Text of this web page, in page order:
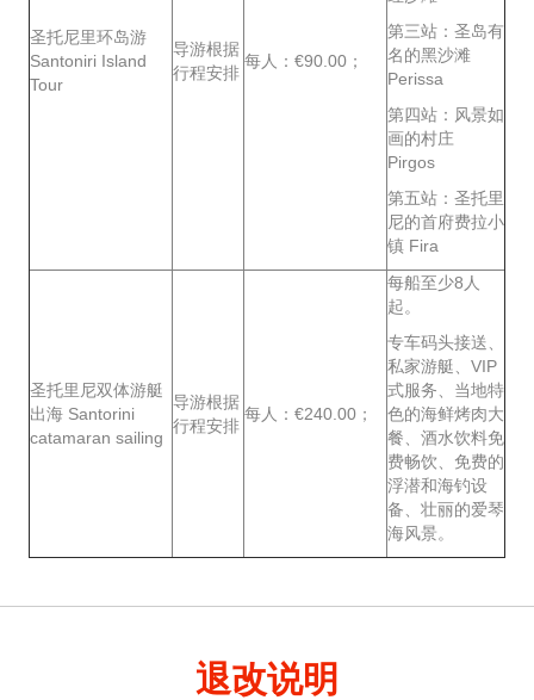
圣托尼里环岛游
Santoniri Island
Tour
导游根据
行程安排
每人：€90.00；
第三站：圣岛有
名的黑沙滩
Perissa
第四站：风景如
画的村庄
Pirgos
第五站：圣托里
尼的首府费拉小
镇 Fira
圣托里尼双体游艇
出海 Santorini
catamaran sailing
导游根据
行程安排
每人：€240.00；
每船至少8人
起。
专车码头接送、
私家游艇、VIP
式服务、当地特
色的海鲜烤肉大
餐、酒水饮料免
费畅饮、免费的
浮潜和海钓设
备、壮丽的爱琴
海风景。
退改说明